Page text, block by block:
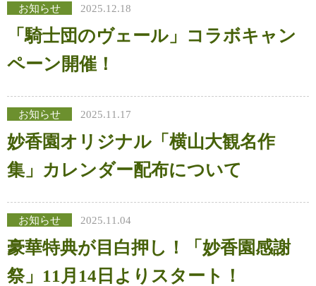
お知らせ 2025.12.18
「騎士団のヴェール」コラボキャン
ペーン開催！
お知らせ 2025.11.17
妙香園オリジナル「横山大観名作
集」カレンダー配布について
お知らせ 2025.11.04
豪華特典が目白押し！「妙香園感謝
祭」11月14日よりスタート！